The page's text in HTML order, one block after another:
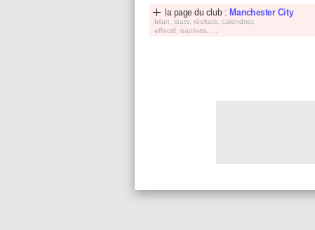
la page du club : Manchester City
bilan, stats, réultats, calendrier,
effectif, tranferts, ...